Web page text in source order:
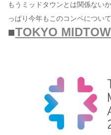
もうミッドタウンとは関係ない
っぱり今年もこのコンペについ
■TOKYO
コンテンツ
このサイトについて